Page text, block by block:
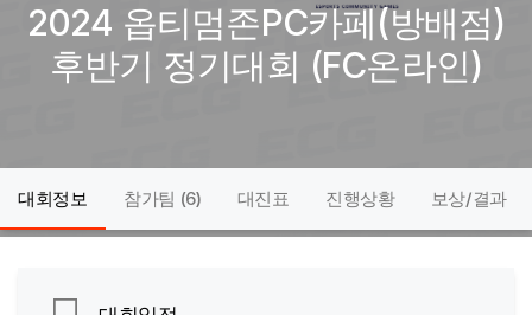
2024 옵티멈존PC카페(방배점)
후반기 정기대회 (FC온라인)
대회정보 참가팀 (6) 대진표 진행상황 보상/결과